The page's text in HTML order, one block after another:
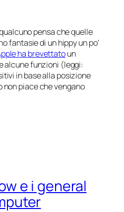
pensa che quelle
fantasie di un hippy un po’
ha brevettatoun
alcune funzioni (leggi:
in base alla posizione
non piace che vengano
e i general